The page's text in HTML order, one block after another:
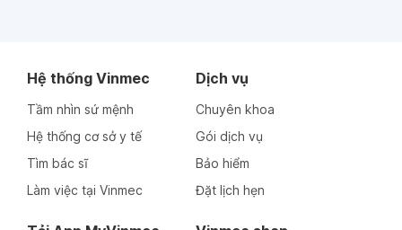
Hệ thống Vinmec
Tầm nhìn sứ mệnh
Hệ thống cơ sở y tế
Tìm bác sĩ
Làm việc tại Vinmec
Dịch vụ
Chuyên khoa
Gói dịch vụ
Bảo hiểm
Đặt lịch hẹn